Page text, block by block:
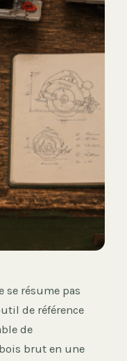
se résume pas
de référence
de
brut en une